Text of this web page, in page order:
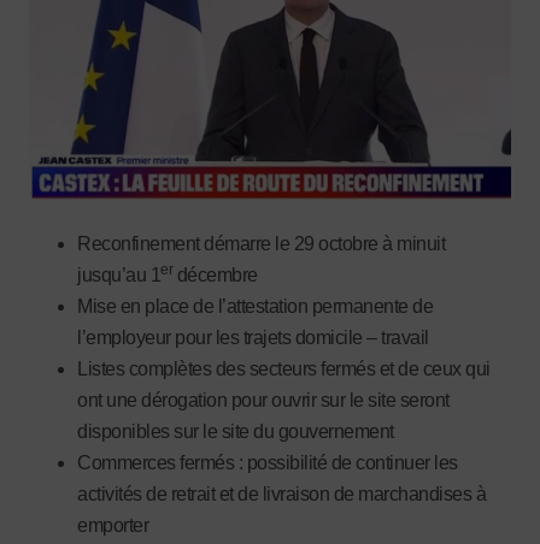
Reconfinement démarre le 29 octobre à minuit
jusqu’au 1 er décembre
Mise en place de l’attestation permanente de
l’employeur pour les trajets domicile – travail
Listes complètes des secteurs fermés et de ceux qui
ont une dérogation pour ouvrir sur le site seront
disponibles sur le site du gouvernement
Commerces fermés : possibilité de continuer les
activités de retrait et de livraison de marchandises à
emporter